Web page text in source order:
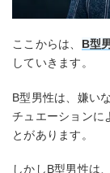
ここからは、 B型
していきます。
B型男性は、嫌い
チュエーションに
とがあります。
しかしB型男性は